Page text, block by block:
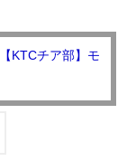
【KTCチア部】モ